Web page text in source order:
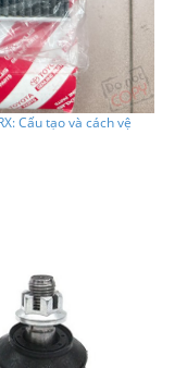
Cấu tạo và cách vệ